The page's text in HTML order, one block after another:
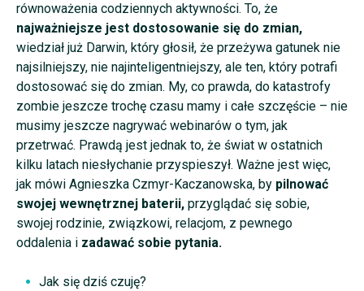
równoważenia codziennych aktywności. To, że
najważniejsze jest dostosowanie się do zmian,
wiedział już Darwin, który głosił, że przeżywa gatunek nie
najsilniejszy, nie najinteligentniejszy, ale ten, który potrafi
dostosować się do zmian. My, co prawda, do katastrofy
zombie jeszcze trochę czasu mamy i całe szczęście – nie
musimy jeszcze nagrywać webinarów o tym, jak
przetrwać. Prawdą jest jednak to, że świat w ostatnich
kilku latach niesłychanie przyspieszył. Ważne jest więc,
jak mówi Agnieszka Czmyr-Kaczanowska, by pilnować
swojej wewnętrznej baterii, przyglądać się sobie,
swojej rodzinie, związkowi, relacjom, z pewnego
oddalenia i zadawać sobie pytania.
Jak się dziś czuję?